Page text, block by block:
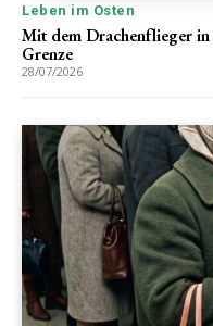
Leben im Osten
Mit dem Drachenflieger
Grenze
28/07/2026